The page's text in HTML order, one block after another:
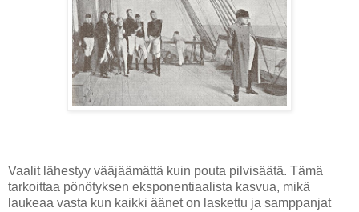
Vaalit lähestyy vääjäämättä kuin pouta pilvisäätä. Tämä
tarkoittaa pönötyksen eksponentiaalista kasvua, mikä
laukeaa vasta kun kaikki äänet on laskettu ja samppanjat